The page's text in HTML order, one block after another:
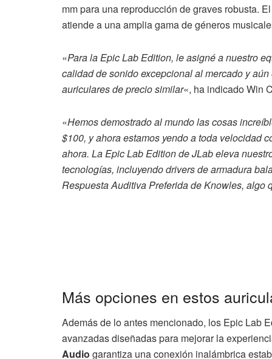
mm para una reproducción de graves robusta.
atiende a una amplia gama de géneros
«Para la Epic Lab Edition, le asigné a nuestro
calidad de sonido excepcional al mercado y
auriculares de precio similar«, ha indicado Win
«Hemos demostrado al mundo las cosas
$100, y ahora estamos yendo a toda velocidad
ahora. La Epic Lab Edition de JLab eleva
tecnologías, incluyendo drivers de armadura
Respuesta Auditiva Preferida de Knowles, algo
Más opciones en estos
Además de lo antes mencionado, los Epic Lab
avanzadas diseñadas para mejorar la
Audio garantiza una conexión inalámbrica